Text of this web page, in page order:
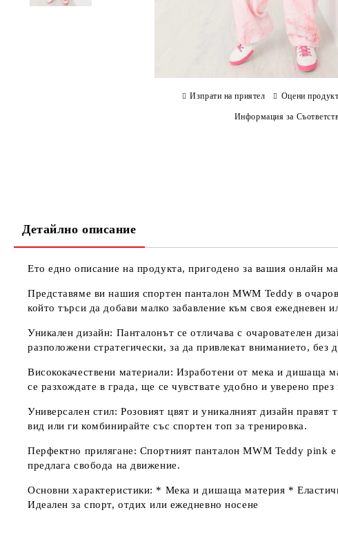
Изпрати на приятел Оцени
Информация за
Детайлно описание
Ето едно описание на продукта, пригодено за вашия онлайн
Представяме ви нашия спортен панталон MWM Teddy в
който търси да добави малко забавление към своя ежедневен
Уникален дизайн: Панталонът се отличава с очарователен
разположени стратегически, за да привлекат вниманието, без
Висококачествени материали: Изработени от мека и дишаща
се разхождате в града, ще се чувствате удобно и уверено през
Универсален стил: Розовият цвят и уникалният дизайн
вид или ги комбинирайте със спортен топ за тренировка.
Перфектно прилягане: Спортният панталон MWM Teddy pink е
предлага свобода на движение.
Основни характеристики: * Мека и дишаща материя *
Идеален за спорт, отдих или ежедневно носене